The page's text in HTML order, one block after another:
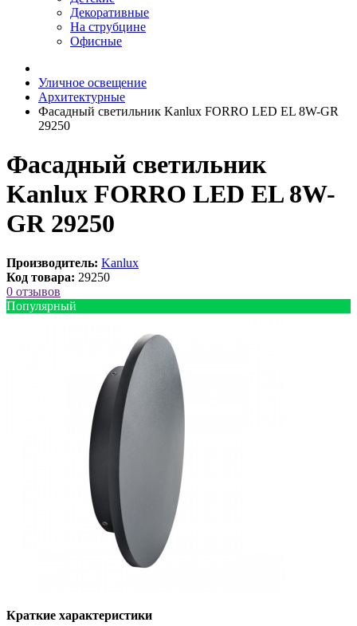
Декоративные
На струбцине
Офисные
Уличное освещение
Архитектурные
Фасадный светильник Kanlux FORRO LED EL 8W-GR
29250
Фасадный светильник
Kanlux FORRO LED EL 8W-
GR 29250
Производитель: Kanlux
Код товара: 29250
0 отзывов
Популярный
Краткие характеристики